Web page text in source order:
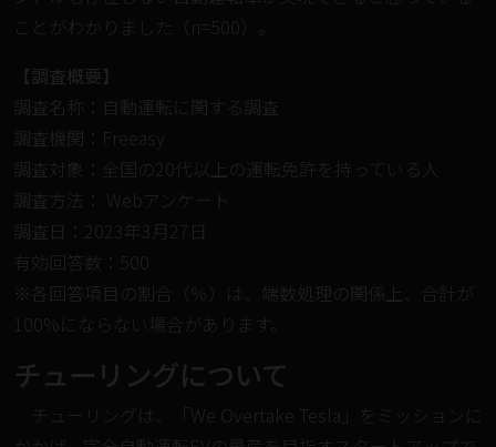
ことがわかりました（n=500）。
【調査概要】
調査名称：自動運転に関する調査
調査機関：Freeasy
調査対象：全国の20代以上の運転免許を持っている人
調査方法： Webアンケート
調査日：2023年3月27日
有効回答数：500
※各回答項目の割合（％）は、端数処理の関係上、合計が
100%にならない場合があります。
チューリングについて
チューリングは、「We Overtake Tesla」をミッションに